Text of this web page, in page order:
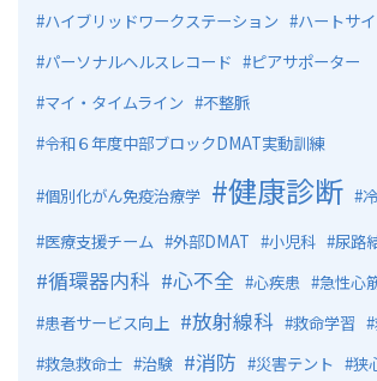
ハイブリッドワークステーション
ハートサ
パーソナルヘルスレコード
ピアサポーター
マイ・タイムライン
不整脈
令和６年度中部ブロックDMAT実動訓練
個別化がん免疫治療学 健康診断
医療支援チーム
外部DMAT 小児科 尿路
循環器内科 心不全 心疾患
急性心
患者サービス向上
放射線科 救命学習
救急救命士
治験 消防 災害テント 狭